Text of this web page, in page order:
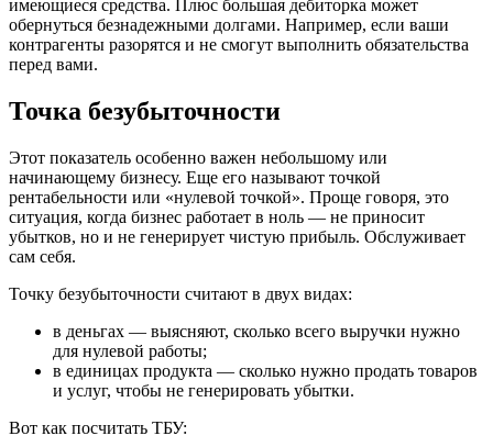
имеющиеся средства. Плюс большая дебиторка может
обернуться безнадежными долгами. Например, если ваши
контрагенты разорятся и не смогут выполнить обязательства
перед вами.
Точка безубыточности
Этот показатель особенно важен небольшому или
начинающему бизнесу. Еще его называют точкой
рентабельности или «нулевой точкой». Проще говоря, это
ситуация, когда бизнес работает в ноль — не приносит
убытков, но и не генерирует чистую прибыль. Обслуживает
сам себя.
Точку безубыточности считают в двух видах:
в деньгах — выясняют, сколько всего выручки нужно
для нулевой работы;
в единицах продукта — сколько нужно продать товаров
и услуг, чтобы не генерировать убытки.
Вот как посчитать ТБУ: